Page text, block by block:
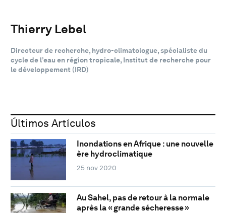
Thierry Lebel
Directeur de recherche, hydro-climatologue, spécialiste du
cycle de l’eau en région tropicale, Institut de recherche pour
le développement (IRD)
Últimos Artículos
Inondations en Afrique : une nouvelle
ère hydroclimatique
25 nov 2020
Au Sahel, pas de retour à la normale
après la « grande sécheresse »